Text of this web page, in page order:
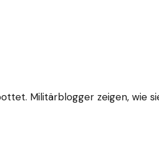
Militärblogger zeigen, wie